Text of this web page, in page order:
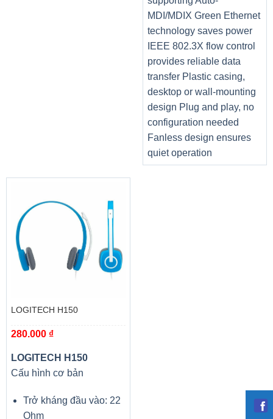
Ổ cứng SSD M.2 PCIe tăng tốc độ khởi động máy và vận
hành ứng dụng, cải thiện hiệu quả xử lý tốt, đồng thời
mang lại không gian bộ nhớ rộng rãi để bạn thoải mái lưu
để bạn tiện nâng cấp tối đa đến 2 TB khi cần.
Hình ảnh sắc xảo, âm thanh sống động
Màn hình 14 inch có độ phân giải Full HD (1920 x 1080)
cho hình ảnh hiển thị sắc nét đến từng chi tiết, màu sắc
MDI/MDIX Green Ethernet
technology saves power
IEEE 802.3X flow control
provides reliable data
transfer Plastic casing,
desktop or wall-mounting
design Plug and play, no
configuration needed
Fanless design ensures
quiet operation
LOGITECH H150
280.000 ₫
LOGITECH H150
Cấu hình cơ bản
Trở kháng đầu vào: 22
Ohm